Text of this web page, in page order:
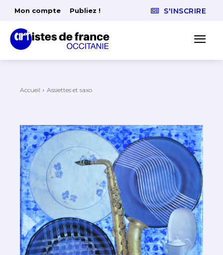
Mon compte Publiez ! S'INSCRIRE
Accueil Assiettes et saxo